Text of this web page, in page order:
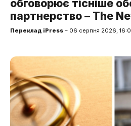
обговорює тісніше
партнерство – The
Переклад iPress – 06 серпня 2026,